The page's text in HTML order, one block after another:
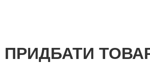
ПРИДБАТИ